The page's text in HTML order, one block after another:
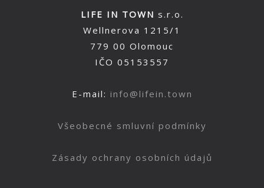
LIFE IN TOWN s.r.o.
Wellnerova 1215/1
779 00 Olomouc
IČO 05153557
E-mail: info@lifein.town
Všeobecné smluvní podmínky
Zásady ochrany osobních údajů